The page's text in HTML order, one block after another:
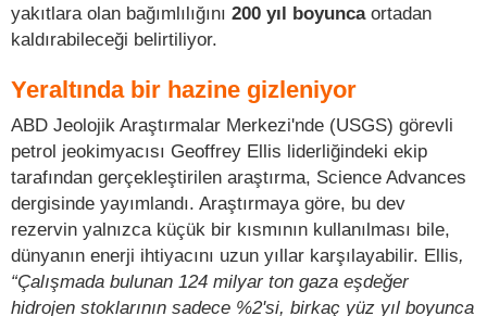
yakıtlara olan bağımlılığını 200 yıl boyuncaortadan
kaldırabileceği belirtiliyor.
Yeraltında bir hazine gizleniyor
ABD Jeolojik Araştırmalar Merkezi'nde (USGS) görevli
petrol jeokimyacısı Geoffrey Ellis liderliğindeki ekip
tarafından gerçekleştirilen araştırma, Science Advances
dergisinde yayımlandı. Araştırmaya göre, bu dev
rezervin yalnızca küçük bir kısmının kullanılması bile,
dünyanın enerji ihtiyacını uzun yıllar karşılayabilir. Ellis,
“Çalışmada bulunan 124 milyar ton gaza eşdeğer
hidrojen stoklarının sadece %2'si, birkaç yüz yıl boyunca